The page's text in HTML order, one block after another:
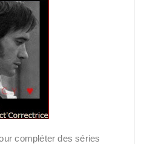
compléter des séries